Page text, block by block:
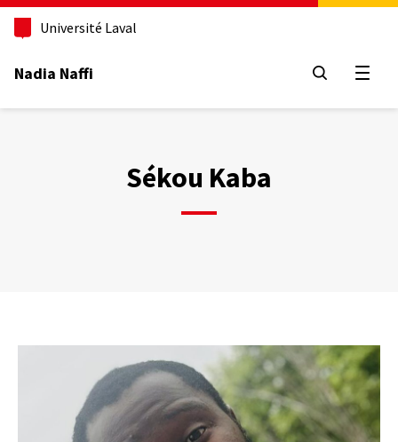
Aller
contenu
Université Laval
Nadia Naffi
Sékou Kaba